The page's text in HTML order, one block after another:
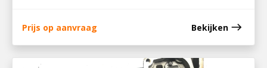
Prijs op aanvraag Bekijken east